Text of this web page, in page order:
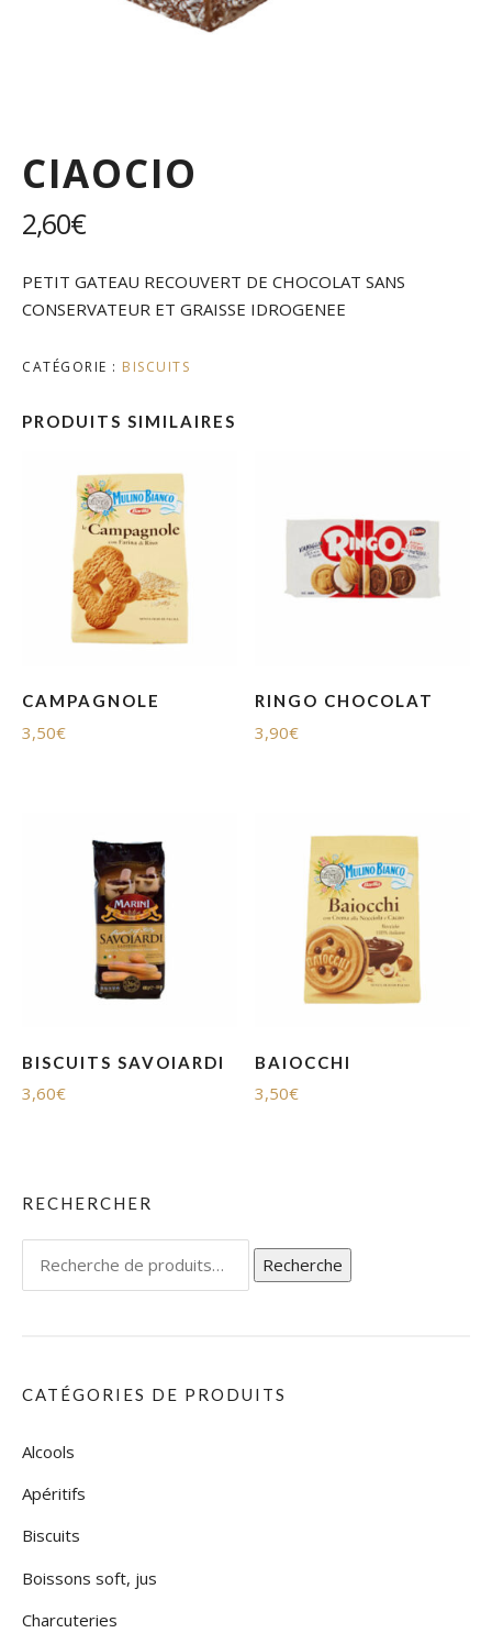
CIAOCIO
2,60€
PETIT GATEAU RECOUVERT DE CHOCOLAT SANS
CONSERVATEUR ET GRAISSE IDROGENEE
CATÉGORIE : BISCUITS
PRODUITS SIMILAIRES
CAMPAGNOLE
3,50€
RINGO CHOCOLAT
3,90€
BISCUITS SAVOIARDI
3,60€
BAIOCCHI
3,50€
RECHERCHER
Recherche
CATÉGORIES DE PRODUITS
Alcools
Apéritifs
Biscuits
Boissons soft, jus
Charcuteries